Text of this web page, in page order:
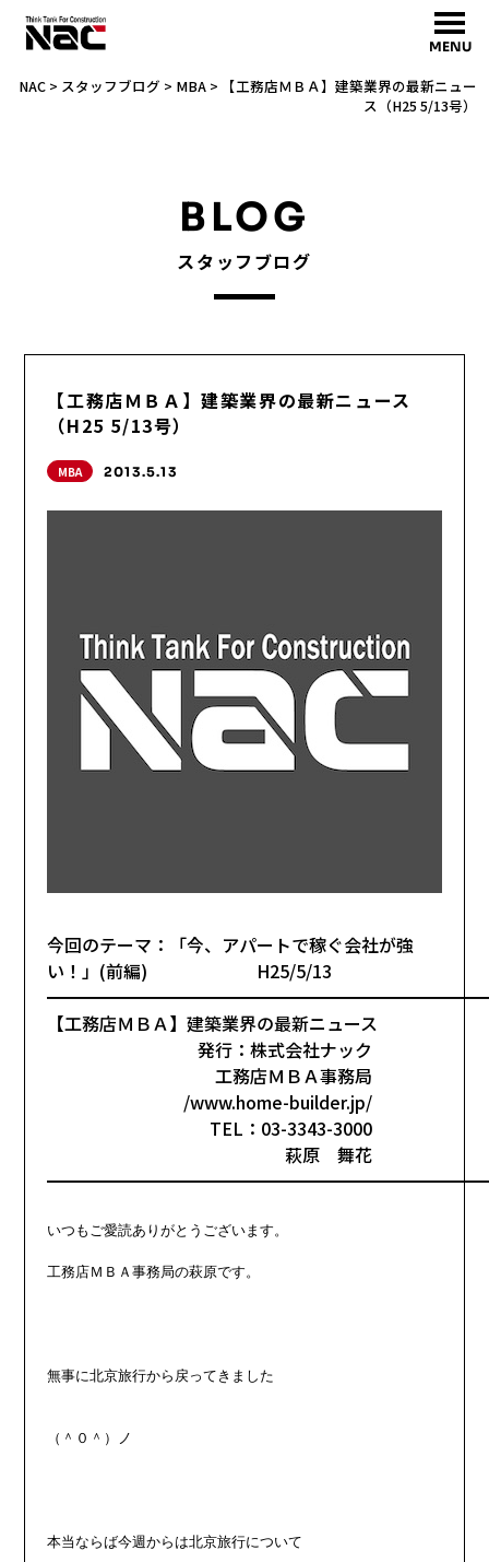
MENU
NAC> スタッフブログ > MBA>
【工務店ＭＢＡ】建築業界の最新ニュー
ス（H25 5/13号）
BLOG
スタッフブログ
【工務店ＭＢＡ】建築業界の最新ニュース
（H25 5/13号）
MBA 2013.5.13
今回のテーマ：「今、アパートで稼ぐ会社が強
い！」(前編) H25/5/13
【工務店ＭＢＡ】建築業界の最新ニュース
発行：株式会社ナック
工務店ＭＢＡ事務局
/www.home-builder.jp/
TEL：03-3343-3000
萩原 舞花
いつもご愛読ありがとうございます。
工務店ＭＢＡ事務局の萩原です。
無事に北京旅行から戻ってきました
（＾０＾）ノ
本当ならば今週からは北京旅行について